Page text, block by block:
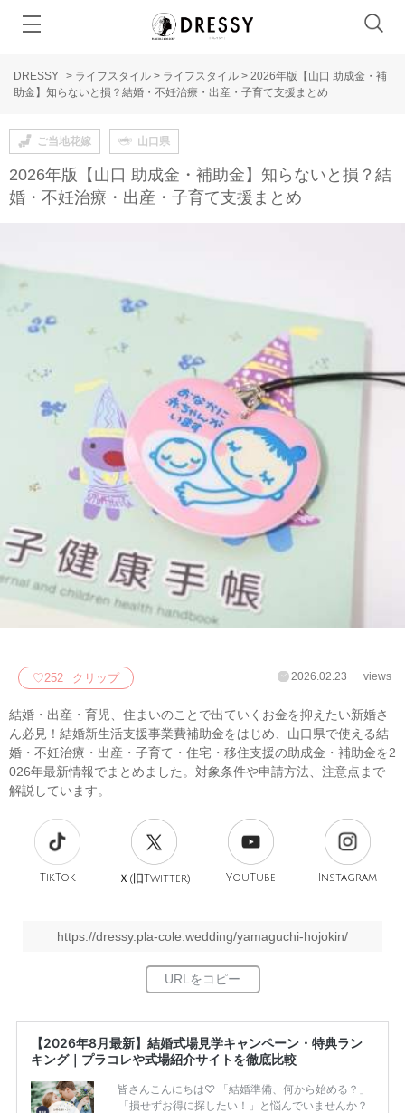
DRESSY > ライフスタイル > ライフスタイル > 2026年版【山口 助成金・補
助金】知らないと損？結婚・不妊治療・出産・子育て支援まとめ
ご当地花嫁 山口県
2026年版【山口 助成金・補助金】知らないと損？結
婚・不妊治療・出産・子育て支援まとめ
♡252 クリップ 2026.02.23 views
結婚・出産・育児、住まいのことで出ていくお金を抑えたい新婚さ
ん必見！結婚新生活支援事業費補助金をはじめ、山口県で使える結
婚・不妊治療・出産・子育て・住宅・移住支援の助成金・補助金を2
026年最新情報でまとめました。対象条件や申請方法、注意点まで
解説しています。
TikTok Ｘ(旧Twitter) YouTube Instagram
https://dressy.pla-cole.wedding/yamaguchi-hojokin/
【2026年8月最新】結婚式場見学キャンペーン・特典ラン
キング｜プラコレや式場紹介サイトを徹底比較
皆さんこんにちは♡ 「結婚準備、何から始める？」
「損せずお得に探したい！」と悩んでいませんか？